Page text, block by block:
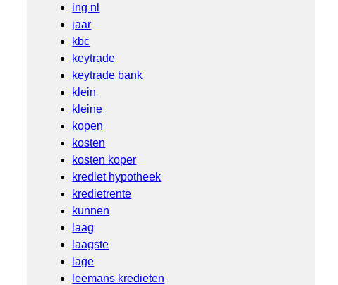
ing nl
jaar
kbc
keytrade
keytrade bank
klein
kleine
kopen
kosten
kosten koper
krediet hypotheek
kredietrente
kunnen
laag
laagste
lage
leemans kredieten